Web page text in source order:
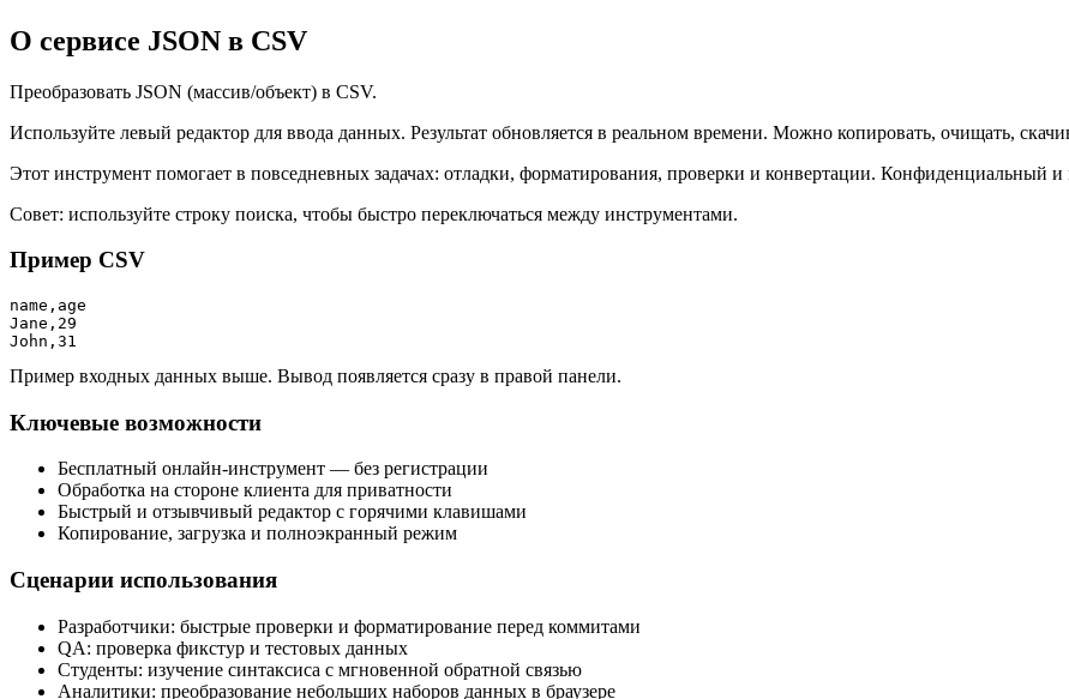
О сервисе JSON в CSV
Преобразовать JSON (массив/объект) в CSV.
Используйте левый редактор для ввода данных. Результат обновляется в реальном времени. Можно копировать, очищать,
Этот инструмент помогает в повседневных задачах: отладки, форматирования, проверки и конвертации. Конфиденциальный и
Совет: используйте строку поиска, чтобы быстро переключаться между инструментами.
Пример CSV
name,age
Jane,29
John,31
Пример входных данных выше. Вывод появляется сразу в правой панели.
Ключевые возможности
Бесплатный онлайн‑инструмент — без регистрации
Обработка на стороне клиента для приватности
Быстрый и отзывчивый редактор с горячими клавишами
Копирование, загрузка и полноэкранный режим
Сценарии использования
Разработчики: быстрые проверки и форматирование перед коммитами
QA: проверка фикстур и тестовых данных
Студенты: изучение синтаксиса с мгновенной обратной связью
Аналитики: преобразование небольших наборов данных в браузере